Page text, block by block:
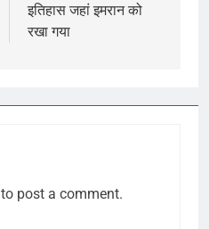
इतिहास जहां इमरान को
रखा गया
to post a comment.